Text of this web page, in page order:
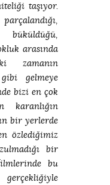
taşıyor.
arasında
zamanın
gibi gelmeye
bizi en çok
karanlığın
bir yerlerde
özlediğimiz
bir
bu